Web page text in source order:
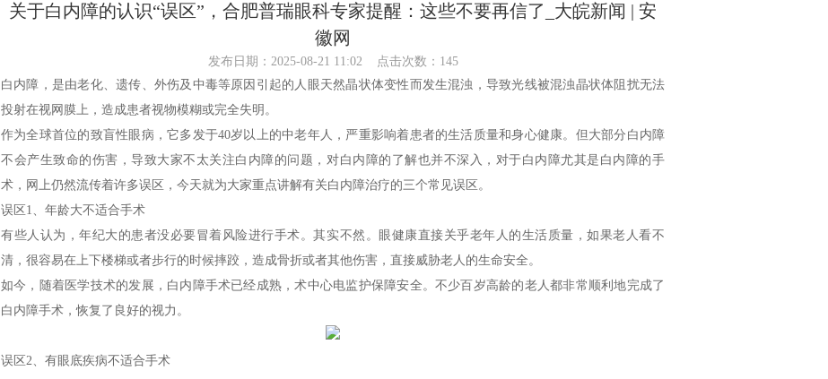
关于白内障的认识“误区”，合肥普瑞眼科专家提醒：这些不要再信了_大皖新闻 | 安
徽网
发布日期：2025-08-21 11:02 点击次数：145
白内障，是由老化、遗传、外伤及中毒等原因引起的人眼天然晶状体变性而发生混浊，导致光线被混浊晶状体阻扰无法
投射在视网膜上，造成患者视物模糊或完全失明。
作为全球首位的致盲性眼病，它多发于40岁以上的中老年人，严重影响着患者的生活质量和身心健康。但大部分白内障
不会产生致命的伤害，导致大家不太关注白内障的问题，对白内障的了解也并不深入，对于白内障尤其是白内障的手
术，网上仍然流传着许多误区，今天就为大家重点讲解有关白内障治疗的三个常见误区。
误区1、年龄大不适合手术
有些人认为，年纪大的患者没必要冒着风险进行手术。其实不然。眼健康直接关乎老年人的生活质量，如果老人看不
清，很容易在上下楼梯或者步行的时候摔跤，造成骨折或者其他伤害，直接威胁老人的生命安全。
如今，随着医学技术的发展，白内障手术已经成熟，术中心电监护保障安全。不少百岁高龄的老人都非常顺利地完成了
白内障手术，恢复了良好的视力。
误区2、有眼底疾病不适合手术